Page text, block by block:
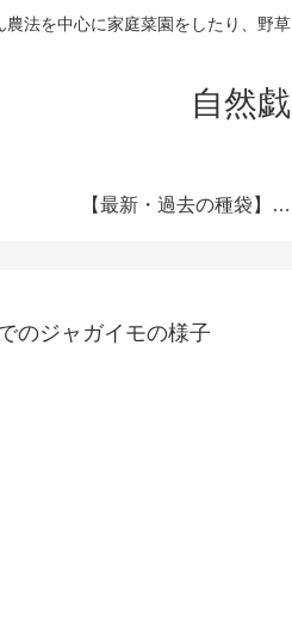
法を中心に家庭菜園をしたり、野
自然
【最新・過去の種袋】ダイソーの種一覧まとめ！発売時期・全種類・栽培記録歴代リンク集
のジャガイモの様子